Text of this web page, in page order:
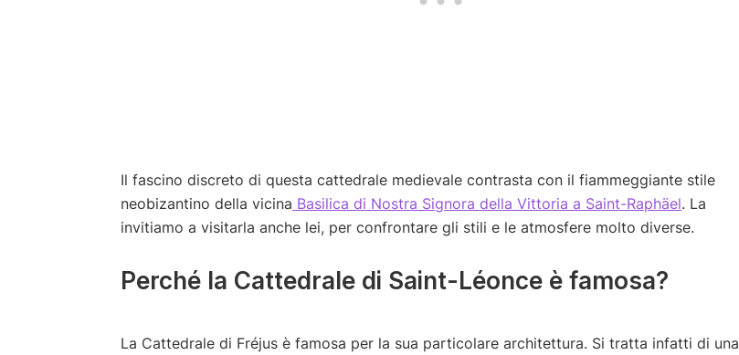
Il fascino discreto di questa cattedrale medievale contrasta con il fiammeggiante stile
neobizantino della vicina Basilica di Nostra Signora della Vittoria a Saint-Raphäel. La
invitiamo a visitarla anche lei, per confrontare gli stili e le atmosfere molto diverse.
Perché la Cattedrale di Saint-Léonce è famosa?
La Cattedrale di Fréjus è famosa per la sua particolare architettura. Si tratta infatti di una